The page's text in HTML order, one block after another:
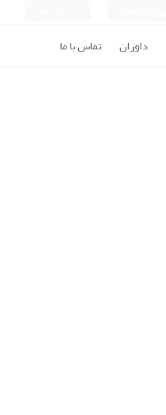
داوران تماس با ما